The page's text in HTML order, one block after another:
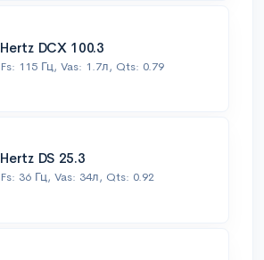
Hertz DCX 100.3
Fs: 115 Гц, Vas: 1.7л, Qts: 0.79
Hertz DS 25.3
Fs: 36 Гц, Vas: 34л, Qts: 0.92